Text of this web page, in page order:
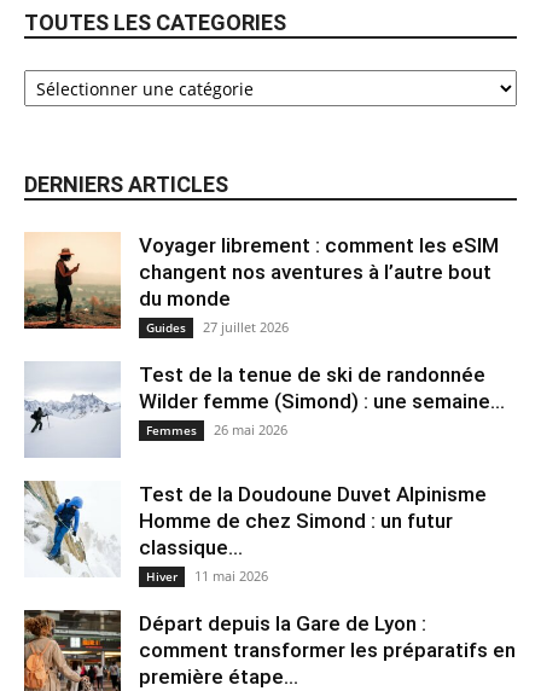
TOUTES LES CATEGORIES
DERNIERS ARTICLES
Voyager librement : comment les eSIM
changent nos aventures à l’autre bout
du monde
Guides 27 juillet 2026
Test de la tenue de ski de randonnée
Wilder femme (Simond) : une semaine...
Femmes 26 mai 2026
Test de la Doudoune Duvet Alpinisme
Homme de chez Simond : un futur
classique...
Hiver 11 mai 2026
Départ depuis la Gare de Lyon :
comment transformer les préparatifs en
pre⁠mière étape...